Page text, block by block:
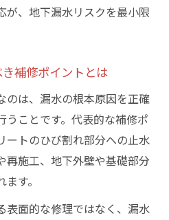
が、地下漏水リスクを最小限
補修ポイントとは
のは、漏水の根本原因を正確
うことです。代表的な補修ポ
ートのひび割れ部分への止水
再施工、地下外壁や基礎部分
す。
表面的な修理ではなく、漏水